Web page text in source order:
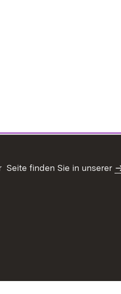
Seite finden Sie in unserer